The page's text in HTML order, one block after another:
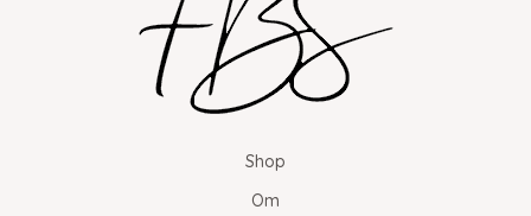
Shop
Om